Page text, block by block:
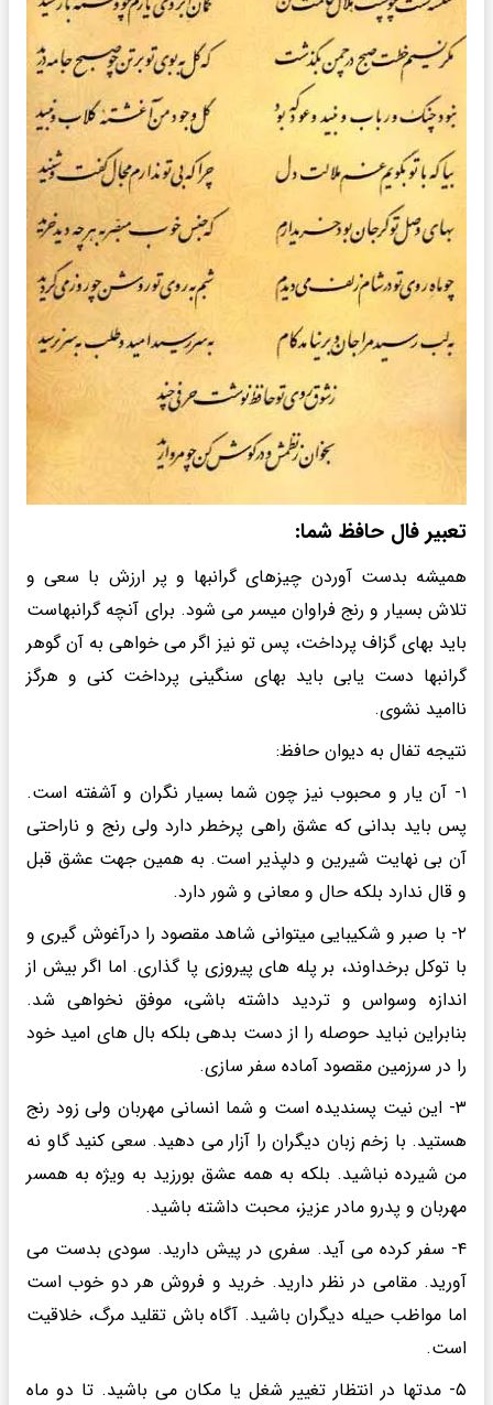
تعبیر فال حافظ شما:
همیشه بدست آوردن چیزهای گرانبها و پر ارزش با سعی و
تلاش بسیار و رنج فراوان میسر می شود. برای آنچه گرانبهاست
باید بهای گزاف پرداخت، پس تو نیز اگر می خواهی به آن گوهر
گرانبها دست یابی باید بهای سنگینی پرداخت کنی و هرگز
ناامید نشوی.
نتیجه تفال به دیوان حافظ:
۱- آن یار و محبوب نیز چون شما بسیار نگران و آشفته است.
پس باید بدانی که عشق راهی پرخطر دارد ولی رنج و ناراحتی
آن بی نهایت شیرین و دلپذیر است. به همین جهت عشق قبل
و قال ندارد بلکه حال و معانی و شور دارد.
۲- با صبر و شکیبایی میتوانی شاهد مقصود را درآغوش گیری و
با توکل برخداوند، بر پله های پیروزی پا گذاری. اما اگر بیش از
اندازه وسواس و تردید داشته باشی، موفق نخواهی شد.
بنابراین نباید حوصله را از دست بدهی بلکه بال های امید خود
را در سرزمین مقصود آماده سفر سازی.
۳- این نیت پسندیده است و شما انسانی مهربان ولی زود رنج
هستید. با زخم زبان دیگران را آزار می دهید. سعی کنید گاو نه
من شیرده نباشید. بلکه به همه عشق بورزید به ویژه به همسر
مهربان و پدرو مادر عزیز، محبت داشته باشید.
۴- سفر کرده می آید. سفری در پیش دارید. سودی بدست می
آورید. مقامی در نظر دارید. خرید و فروش هر دو خوب است
اما مواظب حیله دیگران باشید. آگاه باش تقلید مرگ، خلاقیت
است.
۵- مدتها در انتظار تغییر شغل یا مکان می باشید. تا دو ماه